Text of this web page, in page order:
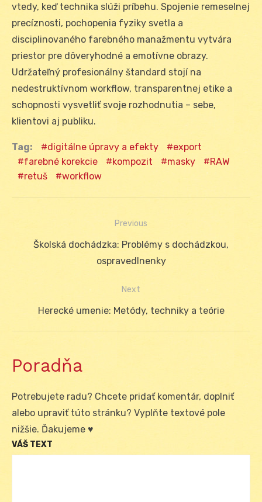
vtedy, keď technika slúži príbehu. Spojenie remeselnej
precíznosti, pochopenia fyziky svetla a
disciplinovaného farebného manažmentu vytvára
priestor pre dôveryhodné a emotívne obrazy.
Udržateľný profesionálny štandard stojí na
nedestruktívnom workflow, transparentnej etike a
schopnosti vysvetliť svoje rozhodnutia – sebe,
klientovi aj publiku.
Tag: digitálne úpravy a efekty
export
farebné korekcie
kompozit masky
RAW
retuš
workflow
Navigácia
Previous
Previous
Školská dochádzka: Problémy s dochádzkou,
ospravedlnenky
Next
Next
Herecké umenie: Metódy, techniky a teórie
Poradňa
Potrebujete radu? Chcete pridať komentár, doplniť
alebo upraviť túto stránku? Vyplňte textové pole
nižšie. Ďakujeme ♥
VÁŠ TEXT